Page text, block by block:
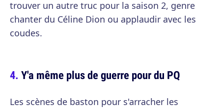
trouver un autre truc pour la saison 2, genre
chanter du Céline Dion ou applaudir avec les
coudes.
Y'a même plus de guerre pour du PQ
Les scènes de baston pour s'arracher les